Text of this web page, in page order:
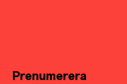
Prenumerera